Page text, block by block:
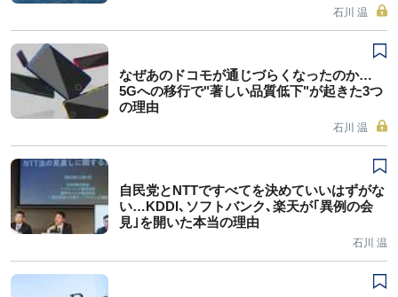
石川 温
なぜあのドコモが通じづらくなったのか…
5Gへの移行で"著しい品質低下"が起きた3つ
の理由
石川 温
自民党とNTTですべてを決めていいはずがな
い…KDDI､ソフトバンク､楽天が｢異例の会
見｣を開いた本当の理由
石川 温